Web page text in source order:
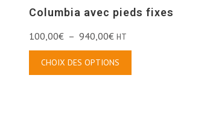
Columbia avec pieds fixes
100,00€ – 940,00€ HT
CHOIX DES OPTIONS